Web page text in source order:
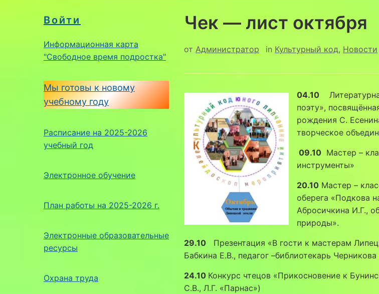
Войти
Информационная карта
"Свободное время подростка"
Мы готовы к новому
учебному году
Расписание на 2025-2026
учебный год
Электронное обучение
План работы на 2025-2026 г.
Электронные образовательные
ресурсы
Охрана труда
Чек — лист октября
от Администратор in Культурный код, Новости
04.10
поэту»,
рождения С.
творческое
09.10 Мастер –
инструменты»
20.10 Мастер –
оберега «Подкова
Абросичкина И.Г.,
природы».
29.10 Презентация «В гости к мастерам
Бабкина Е.В., педагог –библиотекарь Черникова
24.10 Конкурс чтецов «Прикосновение к
С.В., Л.Г. «Парнас»)